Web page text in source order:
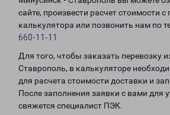
сайте, произвести расчет стоимости
калькулятора или позвонить нам по
660-11-11
Для того, чтобы заказать перевозку
Ставрополь, в калькуляторе
для расчета стоимости доставки и
После заполнения заявки с вами для
свяжется специалист ПЭК.